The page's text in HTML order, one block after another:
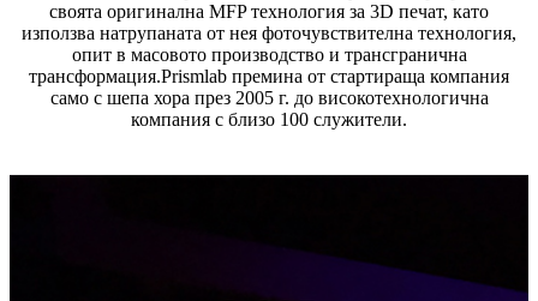
своята оригинална MFP технология за 3D печат, като
използва натрупаната от нея фоточувствителна технология,
опит в масовото производство и трансгранична
трансформация.Prismlab премина от стартираща компания
само с шепа хора през 2005 г. до високотехнологична
компания с близо 100 служители.